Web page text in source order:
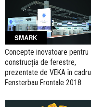
SMARK
Concepte inovatoare pentru
construcția de ferestre,
prezentate de VEKA în cadrul
Fensterbau Frontale 2018